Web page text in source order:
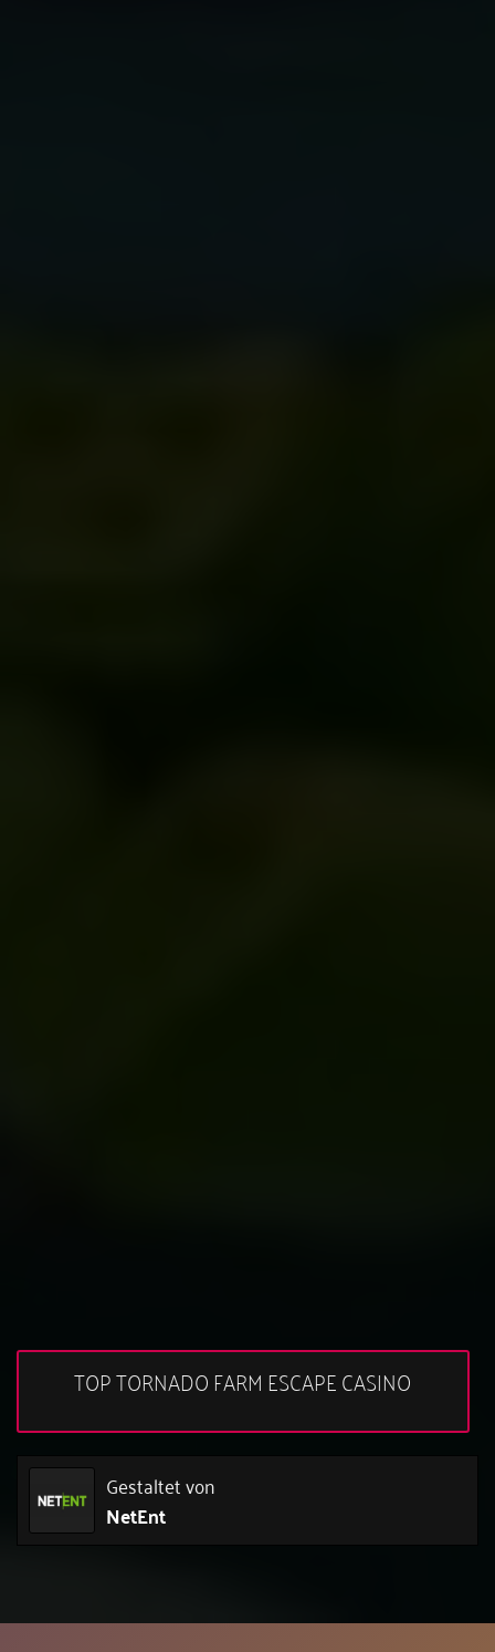
TOP TORNADO FARM ESCAPE CASINO
Gestaltet von
NetEnt